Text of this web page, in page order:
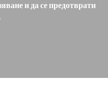
и да се предотврати